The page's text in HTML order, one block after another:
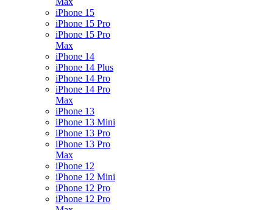
iPhone 15
iPhone 15 Pro
iPhone 15 Pro
Max
iPhone 14
iPhone 14 Plus
iPhone 14 Pro
iPhone 14 Pro
Max
iPhone 13
iPhone 13 Mini
iPhone 13 Pro
iPhone 13 Pro
Max
iPhone 12
iPhone 12 Mini
iPhone 12 Pro
iPhone 12 Pro